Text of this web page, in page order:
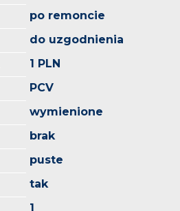
po remoncie
do uzgodnienia
1 PLN
PCV
wymienione
brak
puste
tak
1